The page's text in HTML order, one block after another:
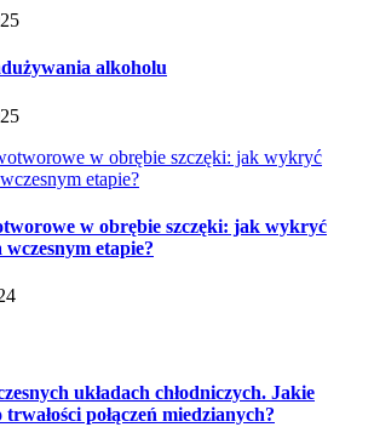
alkoholu
w obrębie szczęki: jak wykryć
wczesnym etapie?
układach chłodniczych. Jakie
połączeń miedzianych?